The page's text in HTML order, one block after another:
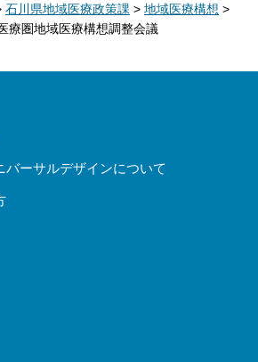
石川県地域医療政策課 > 地域医療構想 >
療圏地域医療構想調整会議
バーサルデザインについて